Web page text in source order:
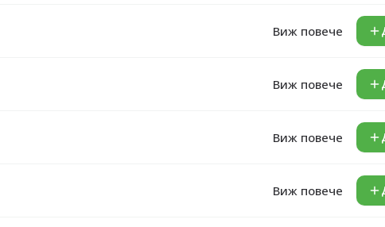
Виж повече
Виж повече
Виж повече
Виж повече